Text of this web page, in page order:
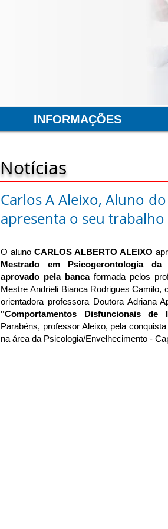
Notícias
Carlos A Aleixo, Aluno
apresenta o seu
O aluno CARLOS ALBERTO ALEIXO
Mestrado em Psicogerontologia da
aprovado pela banca formada pelos
Mestre Andrieli Bianca Rodrigues Camilo,
orientadora professora Doutora Adriana
"Comportamentos Disfuncionais
Parabéns, professor Aleixo, pela
na área da Psicologia/Envelhecimento -
INFORMAÇÕES